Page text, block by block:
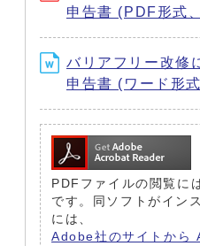
申告書 (PDF形式
バリアフリー改修
申告書 (ワード形
PDFファイルの閲覧
です。同ソフトがイン
には、
Adobe社のサイトから